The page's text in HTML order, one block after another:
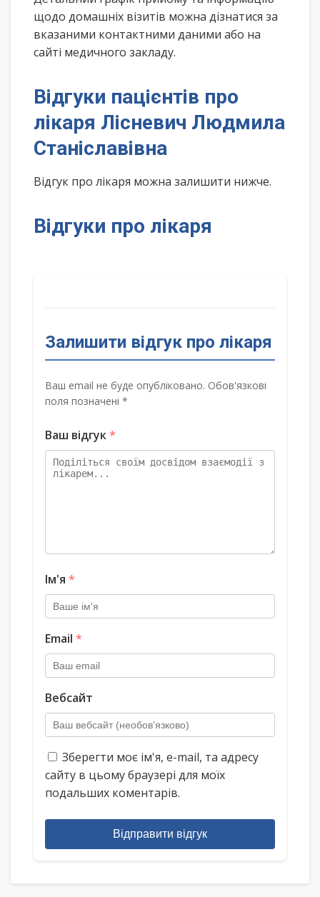
щодо домашніх візитів можна дізнатися за
вказаними контактними даними або на
сайті медичного закладу.
Відгуки пацієнтів про
лікаря Лісневич Людмила
Станіславівна
Відгук про лікаря можна залишити нижче.
Відгуки про лікаря
Залишити відгук про лікаря
Ваш email не буде опубліковано. Обов'язкові
поля позначені *
Ваш відгук*
Ім'я *
Email *
Вебсайт
Зберегти моє ім'я, e-mail, та адресу
сайту в цьому браузері для моїх
подальших коментарів.
Відправити відгук